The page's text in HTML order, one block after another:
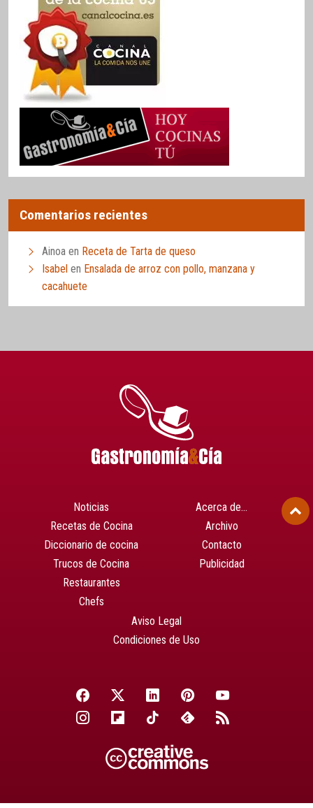
Comentarios recientes
Ainoa en Receta de Tarta de queso
Isabel en Ensalada de arroz con pollo, manzana y
cacahuete
Noticias
Recetas de Cocina
Diccionario de cocina
Trucos de Cocina
Restaurantes
Chefs
Acerca de…
Archivo
Contacto
Publicidad
Aviso Legal
Condiciones de Uso